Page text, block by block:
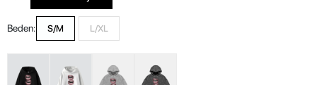
Beden: S/M L/XL